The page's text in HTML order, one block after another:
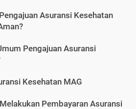
Asuransi Kesehatan
Pengajuan Asuransi
Kesehatan MAG
Pembayaran Asuransi